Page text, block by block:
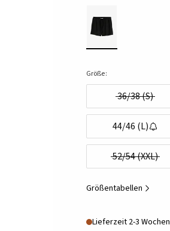
Größe:
36/38 (S)
44/46 (L)
52/54 (XXL)
Größentabellen
Lieferzeit 2-3 Wochen